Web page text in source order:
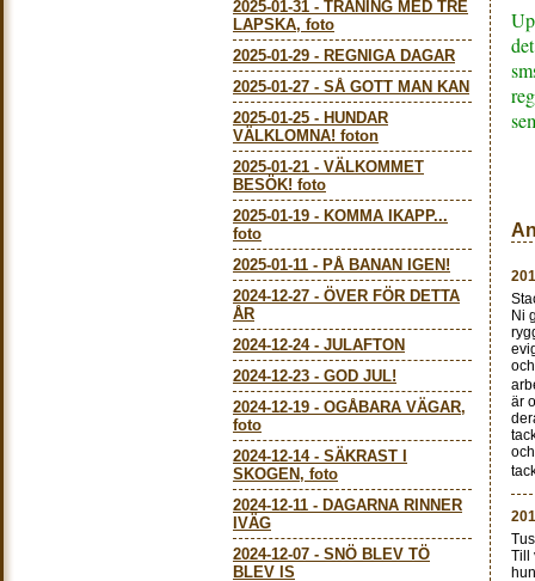
2025-01-31 - TRÄNING MED TRE
LAPSKA, foto
2025-01-29 - REGNIGA DAGAR
2025-01-27 - SÅ GOTT MAN KAN
2025-01-25 - HUNDAR
VÄLKLOMNA! foton
2025-01-21 - VÄLKOMMET
BESÖK! foto
2025-01-19 - KOMMA IKAPP...
foto
2025-01-11 - PÅ BANAN IGEN!
2024-12-27 - ÖVER FÖR DETTA
ÅR
2024-12-24- JULAFTON
2024-12-23 - GOD JUL!
2024-12-19 - OGÅBARA VÄGAR,
foto
2024-12-14- SÄKRAST I
SKOGEN, foto
2024-12-11 - DAGARNA RINNER
IVÄG
2024-12-07 - SNÖ BLEV TÖ
BLEV IS
Ni
är
Till